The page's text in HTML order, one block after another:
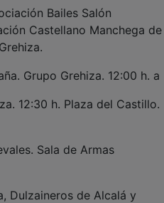
Bailes Salón
Castellano Manchega de
Grupo Grehiza. 12:00 h. a
12:30 h. Plaza del Castillo.
Sala de Armas
Dulzaineros de Alcalá y